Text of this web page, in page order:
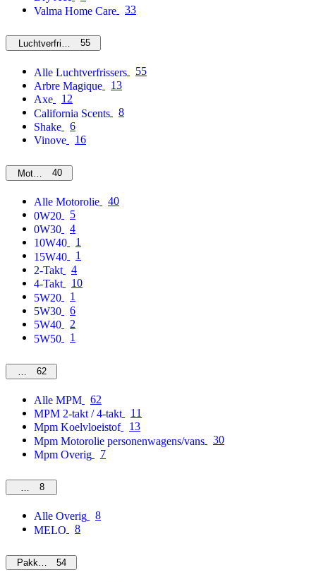
Valma Home Care
33
Luchtverfrissers55
Alle Luchtverfrissers
55
Arbre Magique
13
Axe
12
California Scents
8
Shake
6
Vinove
16
Motorolie40
Alle Motorolie
40
0W20
5
0W30
4
10W40
1
15W40
1
2-Takt
4
4-Takt
10
5W20
1
5W30
6
5W40
2
5W50
1
MPM62
Alle MPM
62
MPM 2-takt / 4-takt
11
Mpm Koelvloeistof
13
Mpm Motorolie personenwagens/vans
30
Mpm Overig
7
Overig
8
Alle Overig
8
MELO
8
Pakketten54